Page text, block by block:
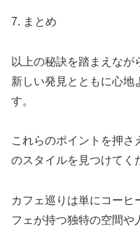
7. まとめ
以上の秘訣を踏まえなが
新しい発見とともに心地
す。
これらのポイントを押さ
のスタイルを見つけてく
カフェ巡りは単にコーヒ
フェが持つ独特の空間や